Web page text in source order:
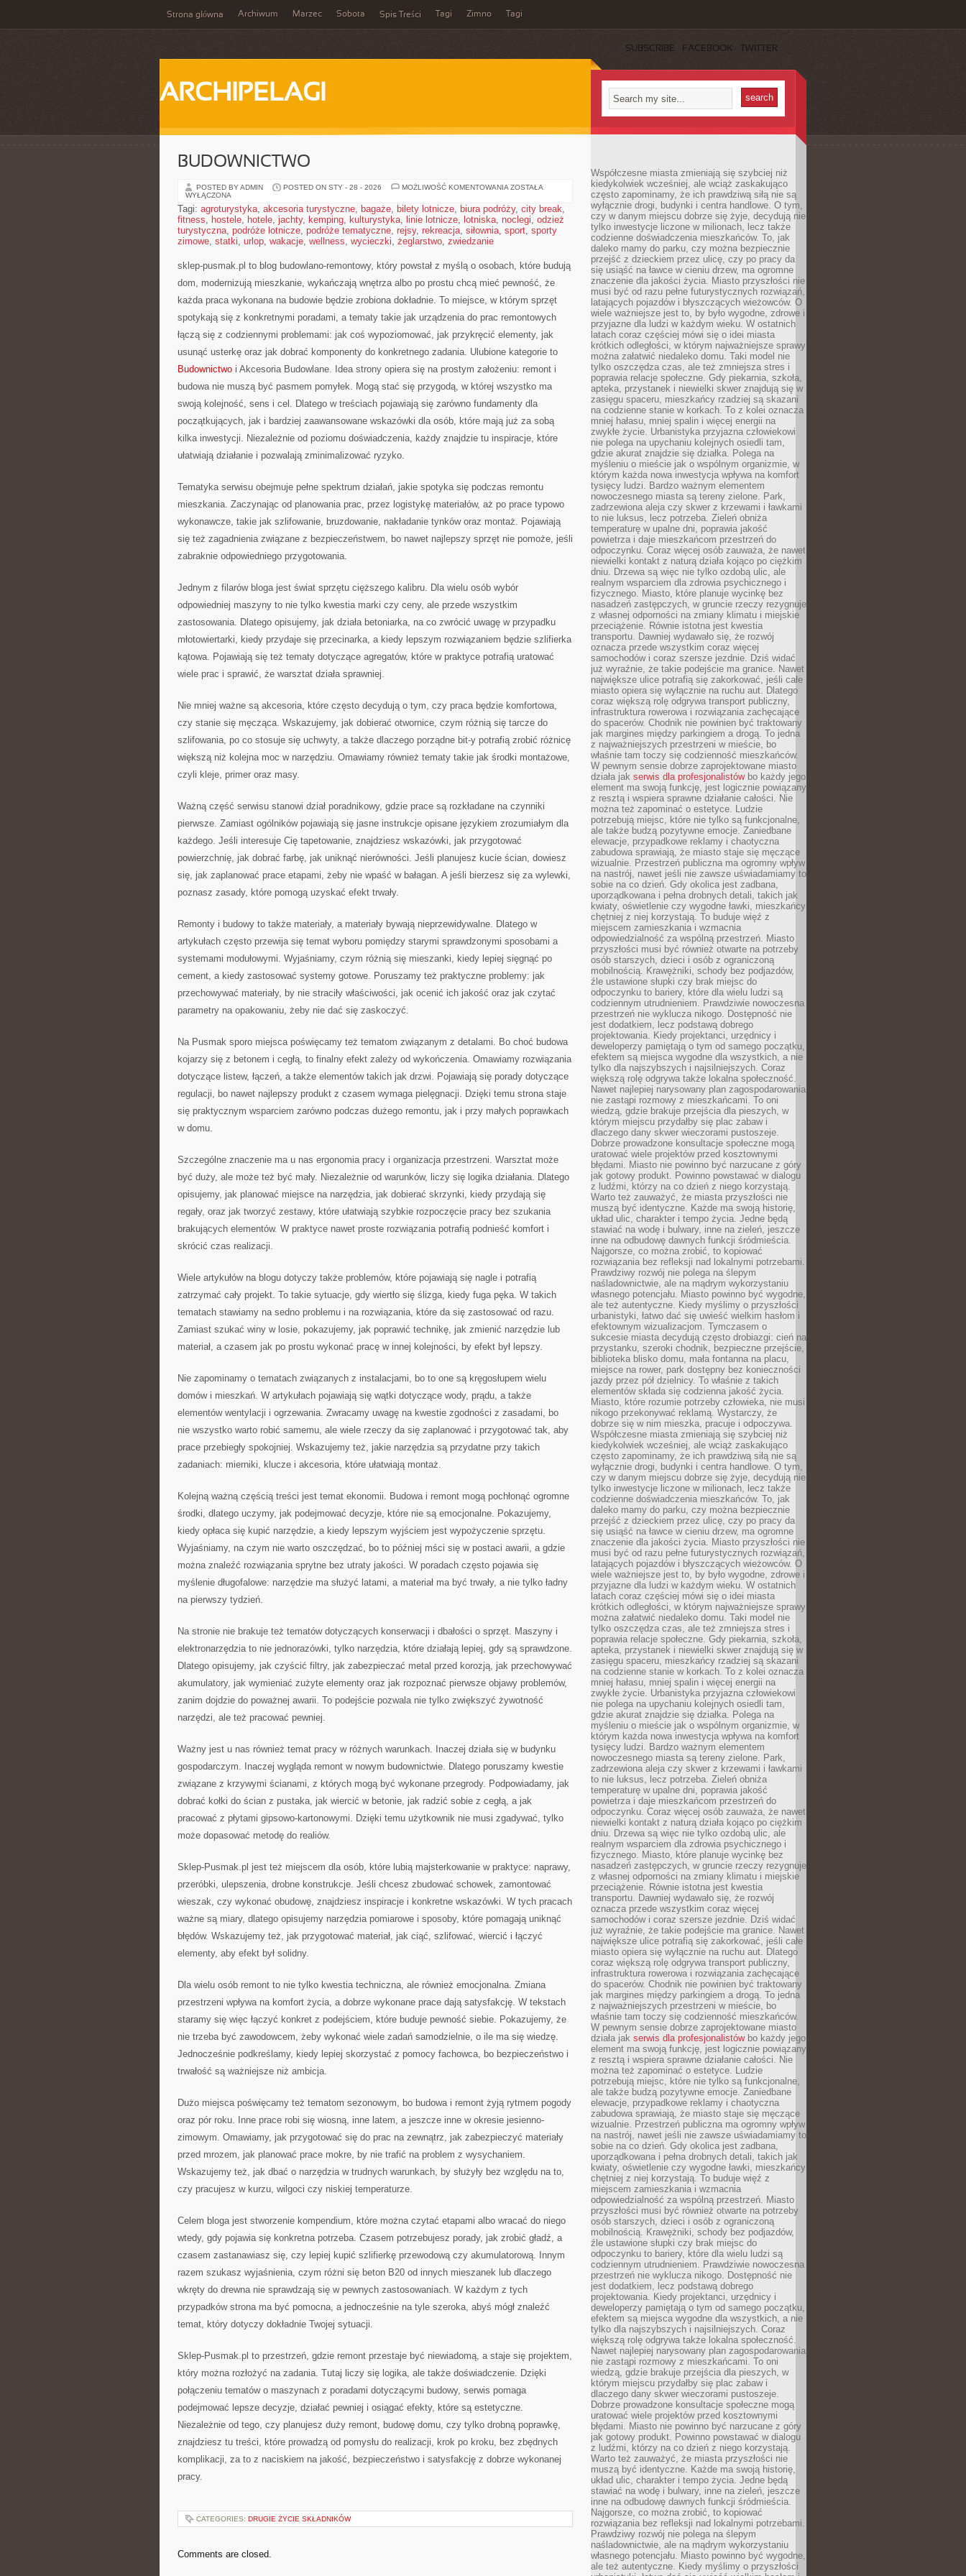
Strona główna Archiwum Marzec Sobota Spis Treści Tagi Zimno Tagi
SUBSCRIBE FACEBOOK TWITTER
ARCHIPELAGI
BUDOWNICTWO
POSTED BY ADMIN POSTED ON STY - 28 - 2026 MOŻLIWOŚĆ KOMENTOWANIA BUDOWNICTWO
ZOSTAŁA
WYŁĄCZONA
Tagi: agroturystyka, akcesoria turystyczne, bagaże, bilety lotnicze, biura podróży, city break,
fitness, hostele, hotele, jachty, kemping, kulturystyka, linie lotnicze, lotniska, noclegi, odzież
turystyczna, podróże lotnicze, podróże tematyczne, rejsy, rekreacja, siłownia, sport, sporty
zimowe, statki, urlop, wakacje, wellness, wycieczki, żeglarstwo, zwiedzanie
sklep-pusmak.pl to blog budowlano-remontowy, który powstał z myślą o osobach, które budują
dom, modernizują mieszkanie, wykańczają wnętrza albo po prostu chcą mieć pewność, że
każda praca wykonana na budowie będzie zrobiona dokładnie. To miejsce, w którym sprzęt
spotykają się z konkretnymi poradami, a tematy takie jak urządzenia do prac remontowych
łączą się z codziennymi problemami: jak coś wypoziomować, jak przykręcić elementy, jak
usunąć usterkę oraz jak dobrać komponenty do konkretnego zadania. Ulubione kategorie to
Budownictwo i Akcesoria Budowlane. Idea strony opiera się na prostym założeniu: remont i
budowa nie muszą być pasmem pomyłek. Mogą stać się przygodą, w której wszystko ma
swoją kolejność, sens i cel. Dlatego w treściach pojawiają się zarówno fundamenty dla
początkujących, jak i bardziej zaawansowane wskazówki dla osób, które mają już za sobą
kilka inwestycji. Niezależnie od poziomu doświadczenia, każdy znajdzie tu inspiracje, które
ułatwiają działanie i pozwalają zminimalizować ryzyko.
Tematyka serwisu obejmuje pełne spektrum działań, jakie spotyka się podczas remontu
mieszkania. Zaczynając od planowania prac, przez logistykę materiałów, aż po prace typowo
wykonawcze, takie jak szlifowanie, bruzdowanie, nakładanie tynków oraz montaż. Pojawiają
się też zagadnienia związane z bezpieczeństwem, bo nawet najlepszy sprzęt nie pomoże, jeśli
zabraknie odpowiedniego przygotowania.
Jednym z filarów bloga jest świat sprzętu cięższego kalibru. Dla wielu osób wybór
odpowiedniej maszyny to nie tylko kwestia marki czy ceny, ale przede wszystkim
zastosowania. Dlatego opisujemy, jak działa betoniarka, na co zwrócić uwagę w przypadku
młotowiertarki, kiedy przydaje się przecinarka, a kiedy lepszym rozwiązaniem będzie szlifierka
kątowa. Pojawiają się też tematy dotyczące agregatów, które w praktyce potrafią uratować
wiele prac i sprawić, że warsztat działa sprawniej.
Nie mniej ważne są akcesoria, które często decydują o tym, czy praca będzie komfortowa,
czy stanie się męcząca. Wskazujemy, jak dobierać otwornice, czym różnią się tarcze do
szlifowania, po co stosuje się uchwyty, a także dlaczego porządne bit-y potrafią zrobić różnicę
większą niż kolejna moc w narzędziu. Omawiamy również tematy takie jak środki montażowe,
czyli kleje, primer oraz masy.
Ważną część serwisu stanowi dział poradnikowy, gdzie prace są rozkładane na czynniki
pierwsze. Zamiast ogólników pojawiają się jasne instrukcje opisane językiem zrozumiałym dla
każdego. Jeśli interesuje Cię tapetowanie, znajdziesz wskazówki, jak przygotować
powierzchnię, jak dobrać farbę, jak uniknąć nierówności. Jeśli planujesz kucie ścian, dowiesz
się, jak zaplanować prace etapami, żeby nie wpaść w bałagan. A jeśli bierzesz się za wylewki,
poznasz zasady, które pomogą uzyskać efekt trwały.
Remonty i budowy to także materiały, a materiały bywają nieprzewidywalne. Dlatego w
artykułach często przewija się temat wyboru pomiędzy starymi sprawdzonymi sposobami a
systemami modułowymi. Wyjaśniamy, czym różnią się mieszanki, kiedy lepiej sięgnąć po
cement, a kiedy zastosować systemy gotowe. Poruszamy też praktyczne problemy: jak
przechowywać materiały, by nie straciły właściwości, jak ocenić ich jakość oraz jak czytać
parametry na opakowaniu, żeby nie dać się zaskoczyć.
Na Pusmak sporo miejsca poświęcamy też tematom związanym z detalami. Bo choć budowa
kojarzy się z betonem i cegłą, to finalny efekt zależy od wykończenia. Omawiamy rozwiązania
dotyczące listew, łączeń, a także elementów takich jak drzwi. Pojawiają się porady dotyczące
regulacji, bo nawet najlepszy produkt z czasem wymaga pielęgnacji. Dzięki temu strona staje
się praktycznym wsparciem zarówno podczas dużego remontu, jak i przy małych poprawkach
w domu.
Szczególne znaczenie ma u nas ergonomia pracy i organizacja przestrzeni. Warsztat może
być duży, ale może też być mały. Niezależnie od warunków, liczy się logika działania. Dlatego
opisujemy, jak planować miejsce na narzędzia, jak dobierać skrzynki, kiedy przydają się
regały, oraz jak tworzyć zestawy, które ułatwiają szybkie rozpoczęcie pracy bez szukania
brakujących elementów. W praktyce nawet proste rozwiązania potrafią podnieść komfort i
skrócić czas realizacji.
Wiele artykułów na blogu dotyczy także problemów, które pojawiają się nagle i potrafią
zatrzymać cały projekt. To takie sytuacje, gdy wiertło się ślizga, kiedy fuga pęka. W takich
tematach stawiamy na sedno problemu i na rozwiązania, które da się zastosować od razu.
Zamiast szukać winy w losie, pokazujemy, jak poprawić technikę, jak zmienić narzędzie lub
materiał, a czasem jak po prostu wykonać pracę w innej kolejności, by efekt był lepszy.
Nie zapominamy o tematach związanych z instalacjami, bo to one są kręgosłupem wielu
domów i mieszkań. W artykułach pojawiają się wątki dotyczące wody, prądu, a także
elementów wentylacji i ogrzewania. Zwracamy uwagę na kwestie zgodności z zasadami, bo
nie wszystko warto robić samemu, ale wiele rzeczy da się zaplanować i przygotować tak, aby
prace przebiegły spokojniej. Wskazujemy też, jakie narzędzia są przydatne przy takich
zadaniach: mierniki, klucze i akcesoria, które ułatwiają montaż.
Kolejną ważną częścią treści jest temat ekonomii. Budowa i remont mogą pochłonąć ogromne
środki, dlatego uczymy, jak podejmować decyzje, które nie są emocjonalne. Pokazujemy,
kiedy opłaca się kupić narzędzie, a kiedy lepszym wyjściem jest wypożyczenie sprzętu.
Wyjaśniamy, na czym nie warto oszczędzać, bo to później mści się w postaci awarii, a gdzie
można znaleźć rozwiązania sprytne bez utraty jakości. W poradach często pojawia się
myślenie długofalowe: narzędzie ma służyć latami, a materiał ma być trwały, a nie tylko ładny
na pierwszy tydzień.
Na stronie nie brakuje też tematów dotyczących konserwacji i dbałości o sprzęt. Maszyny i
elektronarzędzia to nie jednorazówki, tylko narzędzia, które działają lepiej, gdy są sprawdzone.
Dlatego opisujemy, jak czyścić filtry, jak zabezpieczać metal przed korozją, jak przechowywać
akumulatory, jak wymieniać zużyte elementy oraz jak rozpoznać pierwsze objawy problemów,
zanim dojdzie do poważnej awarii. To podejście pozwala nie tylko zwiększyć żywotność
narzędzi, ale też pracować pewniej.
Ważny jest u nas również temat pracy w różnych warunkach. Inaczej działa się w budynku
gospodarczym. Inaczej wygląda remont w nowym budownictwie. Dlatego poruszamy kwestie
związane z krzywymi ścianami, z których mogą być wykonane przegrody. Podpowiadamy, jak
dobrać kołki do ścian z pustaka, jak wiercić w betonie, jak radzić sobie z cegłą, a jak
pracować z płytami gipsowo-kartonowymi. Dzięki temu użytkownik nie musi zgadywać, tylko
może dopasować metodę do realiów.
Sklep-Pusmak.pl jest też miejscem dla osób, które lubią majsterkowanie w praktyce: naprawy,
przeróbki, ulepszenia, drobne konstrukcje. Jeśli chcesz zbudować schowek, zamontować
wieszak, czy wykonać obudowę, znajdziesz inspiracje i konkretne wskazówki. W tych pracach
ważne są miary, dlatego opisujemy narzędzia pomiarowe i sposoby, które pomagają uniknąć
błędów. Wskazujemy też, jak przygotować materiał, jak ciąć, szlifować, wiercić i łączyć
elementy, aby efekt był solidny.
Dla wielu osób remont to nie tylko kwestia techniczna, ale również emocjonalna. Zmiana
przestrzeni wpływa na komfort życia, a dobrze wykonane prace dają satysfakcję. W tekstach
staramy się więc łączyć konkret z podejściem, które buduje pewność siebie. Pokazujemy, że
nie trzeba być zawodowcem, żeby wykonać wiele zadań samodzielnie, o ile ma się wiedzę.
Jednocześnie podkreślamy, kiedy lepiej skorzystać z pomocy fachowca, bo bezpieczeństwo i
trwałość są ważniejsze niż ambicja.
Dużo miejsca poświęcamy też tematom sezonowym, bo budowa i remont żyją rytmem pogody
oraz pór roku. Inne prace robi się wiosną, inne latem, a jeszcze inne w okresie jesienno-
zimowym. Omawiamy, jak przygotować się do prac na zewnątrz, jak zabezpieczyć materiały
przed mrozem, jak planować prace mokre, by nie trafić na problem z wysychaniem.
Wskazujemy też, jak dbać o narzędzia w trudnych warunkach, by służyły bez względu na to,
czy pracujesz w kurzu, wilgoci czy niskiej temperaturze.
Celem bloga jest stworzenie kompendium, które można czytać etapami albo wracać do niego
wtedy, gdy pojawia się konkretna potrzeba. Czasem potrzebujesz porady, jak zrobić gładź, a
czasem zastanawiasz się, czy lepiej kupić szlifierkę przewodową czy akumulatorową. Innym
razem szukasz wyjaśnienia, czym różni się beton B20 od innych mieszanek lub dlaczego
wkręty do drewna nie sprawdzają się w pewnych zastosowaniach. W każdym z tych
przypadków strona ma być pomocna, a jednocześnie na tyle szeroka, abyś mógł znaleźć
temat, który dotyczy dokładnie Twojej sytuacji.
Sklep-Pusmak.pl to przestrzeń, gdzie remont przestaje być niewiadomą, a staje się projektem,
który można rozłożyć na zadania. Tutaj liczy się logika, ale także doświadczenie. Dzięki
połączeniu tematów o maszynach z poradami dotyczącymi budowy, serwis pomaga
podejmować lepsze decyzje, działać pewniej i osiągać efekty, które są estetyczne.
Niezależnie od tego, czy planujesz duży remont, budowę domu, czy tylko drobną poprawkę,
znajdziesz tu treści, które prowadzą od pomysłu do realizacji, krok po kroku, bez zbędnych
komplikacji, za to z naciskiem na jakość, bezpieczeństwo i satysfakcję z dobrze wykonanej
pracy.
CATEGORIES: DRUGIE ŻYCIE SKŁADNIKÓW
Comments are closed.
Współczesne miasta zmieniają się szybciej niż
kiedykolwiek wcześniej, ale wciąż zaskakująco
często zapominamy, że ich prawdziwą siłą nie są
wyłącznie drogi, budynki i centra handlowe. O tym,
czy w danym miejscu dobrze się żyje, decydują nie
tylko inwestycje liczone w milionach, lecz także
codzienne doświadczenia mieszkańców. To, jak
daleko mamy do parku, czy można bezpiecznie
przejść z dzieckiem przez ulicę, czy po pracy da
się usiąść na ławce w cieniu drzew, ma ogromne
znaczenie dla jakości życia. Miasto przyszłości nie
musi być od razu pełne futurystycznych rozwiązań,
latających pojazdów i błyszczących wieżowców. O
wiele ważniejsze jest to, by było wygodne, zdrowe i
przyjazne dla ludzi w każdym wieku. W ostatnich
latach coraz częściej mówi się o idei miasta
krótkich odległości, w którym najważniejsze sprawy
można załatwić niedaleko domu. Taki model nie
tylko oszczędza czas, ale też zmniejsza stres i
poprawia relacje społeczne. Gdy piekarnia, szkoła,
apteka, przystanek i niewielki skwer znajdują się w
zasięgu spaceru, mieszkańcy rzadziej są skazani
na codzienne stanie w korkach. To z kolei oznacza
mniej hałasu, mniej spalin i więcej energii na
zwykłe życie. Urbanistyka przyjazna człowiekowi
nie polega na upychaniu kolejnych osiedli tam,
gdzie akurat znajdzie się działka. Polega na
myśleniu o mieście jak o wspólnym organizmie, w
którym każda nowa inwestycja wpływa na komfort
tysięcy ludzi. Bardzo ważnym elementem
nowoczesnego miasta są tereny zielone. Park,
zadrzewiona aleja czy skwer z krzewami i ławkami
to nie luksus, lecz potrzeba. Zieleń obniża
temperaturę w upalne dni, poprawia jakość
powietrza i daje mieszkańcom przestrzeń do
odpoczynku. Coraz więcej osób zauważa, że nawet
niewielki kontakt z naturą działa kojąco po ciężkim
dniu. Drzewa są więc nie tylko ozdobą ulic, ale
realnym wsparciem dla zdrowia psychicznego i
fizycznego. Miasto, które planuje wycinkę bez
nasadzeń zastępczych, w gruncie rzeczy rezygnuje
z własnej odporności na zmiany klimatu i miejskie
przeciążenie. Równie istotna jest kwestia
transportu. Dawniej wydawało się, że rozwój
oznacza przede wszystkim coraz więcej
samochodów i coraz szersze jezdnie. Dziś widać
już wyraźnie, że takie podejście ma granice. Nawet
największe ulice potrafią się zakorkować, jeśli całe
miasto opiera się wyłącznie na ruchu aut. Dlatego
coraz większą rolę odgrywa transport publiczny,
infrastruktura rowerowa i rozwiązania zachęcające
do spacerów. Chodnik nie powinien być traktowany
jak margines między parkingiem a drogą. To jedna
z najważniejszych przestrzeni w mieście, bo
właśnie tam toczy się codzienność mieszkańców.
W pewnym sensie dobrze zaprojektowane miasto
działa jak serwis dla profesjonalistówbo każdy jego
element ma swoją funkcję, jest logicznie powiązany
z resztą i wspiera sprawne działanie całości. Nie
można też zapominać o estetyce. Ludzie
potrzebują miejsc, które nie tylko są funkcjonalne,
ale także budzą pozytywne emocje. Zaniedbane
elewacje, przypadkowe reklamy i chaotyczna
zabudowa sprawiają, że miasto staje się męczące
wizualnie. Przestrzeń publiczna ma ogromny wpływ
na nastrój, nawet jeśli nie zawsze uświadamiamy to
sobie na co dzień. Gdy okolica jest zadbana,
uporządkowana i pełna drobnych detali, takich jak
kwiaty, oświetlenie czy wygodne ławki, mieszkańcy
chętniej z niej korzystają. To buduje więź z
miejscem zamieszkania i wzmacnia
odpowiedzialność za wspólną przestrzeń. Miasto
przyszłości musi być również otwarte na potrzeby
osób starszych, dzieci i osób z ograniczoną
mobilnością. Krawężniki, schody bez podjazdów,
źle ustawione słupki czy brak miejsc do
odpoczynku to bariery, które dla wielu ludzi są
codziennym utrudnieniem. Prawdziwie nowoczesna
przestrzeń nie wyklucza nikogo. Dostępność nie
jest dodatkiem, lecz podstawą dobrego
projektowania. Kiedy projektanci, urzędnicy i
deweloperzy pamiętają o tym od samego początku,
efektem są miejsca wygodne dla wszystkich, a nie
tylko dla najszybszych i najsilniejszych. Coraz
większą rolę odgrywa także lokalna społeczność.
Nawet najlepiej narysowany plan zagospodarowania
nie zastąpi rozmowy z mieszkańcami. To oni
wiedzą, gdzie brakuje przejścia dla pieszych, w
którym miejscu przydałby się plac zabaw i
dlaczego dany skwer wieczorami pustoszeje.
Dobrze prowadzone konsultacje społeczne mogą
uratować wiele projektów przed kosztownymi
błędami. Miasto nie powinno być narzucane z góry
jak gotowy produkt. Powinno powstawać w dialogu
z ludźmi, którzy na co dzień z niego korzystają.
Warto też zauważyć, że miasta przyszłości nie
muszą być identyczne. Każde ma swoją historię,
układ ulic, charakter i tempo życia. Jedne będą
stawiać na wodę i bulwary, inne na zieleń, jeszcze
inne na odbudowę dawnych funkcji śródmieścia.
Najgorsze, co można zrobić, to kopiować
rozwiązania bez refleksji nad lokalnymi potrzebami.
Prawdziwy rozwój nie polega na ślepym
naśladownictwie, ale na mądrym wykorzystaniu
własnego potencjału. Miasto powinno być wygodne,
ale też autentyczne. Kiedy myślimy o przyszłości
urbanistyki, łatwo dać się uwieść wielkim hasłom i
efektownym wizualizacjom. Tymczasem o
sukcesie miasta decydują często drobiazgi: cień na
przystanku, szeroki chodnik, bezpieczne przejście,
biblioteka blisko domu, mała fontanna na placu,
miejsce na rower, park dostępny bez konieczności
jazdy przez pół dzielnicy. To właśnie z takich
elementów składa się codzienna jakość życia.
Miasto, które rozumie potrzeby człowieka, nie musi
nikogo przekonywać reklamą. Wystarczy, że
dobrze się w nim mieszka, pracuje i odpoczywa.
Współczesne miasta zmieniają się szybciej niż
kiedykolwiek wcześniej, ale wciąż zaskakująco
często zapominamy, że ich prawdziwą siłą nie są
wyłącznie drogi, budynki i centra handlowe. O tym,
czy w danym miejscu dobrze się żyje, decydują nie
tylko inwestycje liczone w milionach, lecz także
codzienne doświadczenia mieszkańców. To, jak
daleko mamy do parku, czy można bezpiecznie
przejść z dzieckiem przez ulicę, czy po pracy da
się usiąść na ławce w cieniu drzew, ma ogromne
znaczenie dla jakości życia. Miasto przyszłości nie
musi być od razu pełne futurystycznych rozwiązań,
latających pojazdów i błyszczących wieżowców. O
wiele ważniejsze jest to, by było wygodne, zdrowe i
przyjazne dla ludzi w każdym wieku. W ostatnich
latach coraz częściej mówi się o idei miasta
krótkich odległości, w którym najważniejsze sprawy
można załatwić niedaleko domu. Taki model nie
tylko oszczędza czas, ale też zmniejsza stres i
poprawia relacje społeczne. Gdy piekarnia, szkoła,
apteka, przystanek i niewielki skwer znajdują się w
zasięgu spaceru, mieszkańcy rzadziej są skazani
na codzienne stanie w korkach. To z kolei oznacza
mniej hałasu, mniej spalin i więcej energii na
zwykłe życie. Urbanistyka przyjazna człowiekowi
nie polega na upychaniu kolejnych osiedli tam,
gdzie akurat znajdzie się działka. Polega na
myśleniu o mieście jak o wspólnym organizmie, w
którym każda nowa inwestycja wpływa na komfort
tysięcy ludzi. Bardzo ważnym elementem
nowoczesnego miasta są tereny zielone. Park,
zadrzewiona aleja czy skwer z krzewami i ławkami
to nie luksus, lecz potrzeba. Zieleń obniża
temperaturę w upalne dni, poprawia jakość
powietrza i daje mieszkańcom przestrzeń do
odpoczynku. Coraz więcej osób zauważa, że nawet
niewielki kontakt z naturą działa kojąco po ciężkim
dniu. Drzewa są więc nie tylko ozdobą ulic, ale
realnym wsparciem dla zdrowia psychicznego i
fizycznego. Miasto, które planuje wycinkę bez
nasadzeń zastępczych, w gruncie rzeczy rezygnuje
z własnej odporności na zmiany klimatu i miejskie
przeciążenie. Równie istotna jest kwestia
transportu. Dawniej wydawało się, że rozwój
oznacza przede wszystkim coraz więcej
samochodów i coraz szersze jezdnie. Dziś widać
już wyraźnie, że takie podejście ma granice. Nawet
największe ulice potrafią się zakorkować, jeśli całe
miasto opiera się wyłącznie na ruchu aut. Dlatego
coraz większą rolę odgrywa transport publiczny,
infrastruktura rowerowa i rozwiązania zachęcające
do spacerów. Chodnik nie powinien być traktowany
jak margines między parkingiem a drogą. To jedna
z najważniejszych przestrzeni w mieście, bo
właśnie tam toczy się codzienność mieszkańców.
W pewnym sensie dobrze zaprojektowane miasto
działa jak serwis dla profesjonalistówbo każdy jego
element ma swoją funkcję, jest logicznie powiązany
z resztą i wspiera sprawne działanie całości. Nie
można też zapominać o estetyce. Ludzie
potrzebują miejsc, które nie tylko są funkcjonalne,
ale także budzą pozytywne emocje. Zaniedbane
elewacje, przypadkowe reklamy i chaotyczna
zabudowa sprawiają, że miasto staje się męczące
wizualnie. Przestrzeń publiczna ma ogromny wpływ
na nastrój, nawet jeśli nie zawsze uświadamiamy to
sobie na co dzień. Gdy okolica jest zadbana,
uporządkowana i pełna drobnych detali, takich jak
kwiaty, oświetlenie czy wygodne ławki, mieszkańcy
chętniej z niej korzystają. To buduje więź z
miejscem zamieszkania i wzmacnia
odpowiedzialność za wspólną przestrzeń. Miasto
przyszłości musi być również otwarte na potrzeby
osób starszych, dzieci i osób z ograniczoną
mobilnością. Krawężniki, schody bez podjazdów,
źle ustawione słupki czy brak miejsc do
odpoczynku to bariery, które dla wielu ludzi są
codziennym utrudnieniem. Prawdziwie nowoczesna
przestrzeń nie wyklucza nikogo. Dostępność nie
jest dodatkiem, lecz podstawą dobrego
projektowania. Kiedy projektanci, urzędnicy i
deweloperzy pamiętają o tym od samego początku,
efektem są miejsca wygodne dla wszystkich, a nie
tylko dla najszybszych i najsilniejszych. Coraz
większą rolę odgrywa także lokalna społeczność.
Nawet najlepiej narysowany plan zagospodarowania
nie zastąpi rozmowy z mieszkańcami. To oni
wiedzą, gdzie brakuje przejścia dla pieszych, w
którym miejscu przydałby się plac zabaw i
dlaczego dany skwer wieczorami pustoszeje.
Dobrze prowadzone konsultacje społeczne mogą
uratować wiele projektów przed kosztownymi
błędami. Miasto nie powinno być narzucane z góry
jak gotowy produkt. Powinno powstawać w dialogu
z ludźmi, którzy na co dzień z niego korzystają.
Warto też zauważyć, że miasta przyszłości nie
muszą być identyczne. Każde ma swoją historię,
układ ulic, charakter i tempo życia. Jedne będą
stawiać na wodę i bulwary, inne na zieleń, jeszcze
inne na odbudowę dawnych funkcji śródmieścia.
Najgorsze, co można zrobić, to kopiować
rozwiązania bez refleksji nad lokalnymi potrzebami.
Prawdziwy rozwój nie polega na ślepym
naśladownictwie, ale na mądrym wykorzystaniu
własnego potencjału. Miasto powinno być wygodne,
ale też autentyczne. Kiedy myślimy o przyszłości